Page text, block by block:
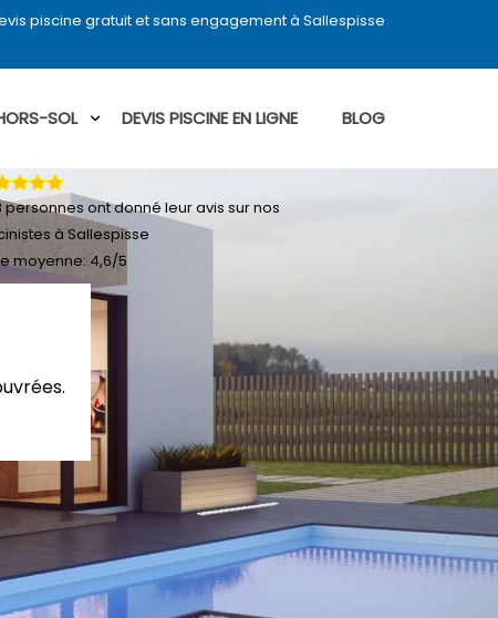
piscine gratuit et sans engagement à Sallespisse
SOL DEVIS PISCINE EN LIGNE BLOG
personnes ont donné leuravis sur nos
à Sallespisse
moyenne:4,6/5